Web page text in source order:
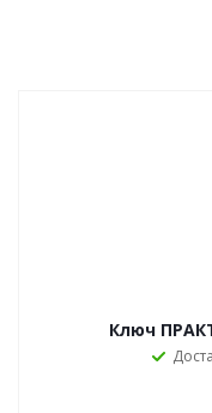
Ключ